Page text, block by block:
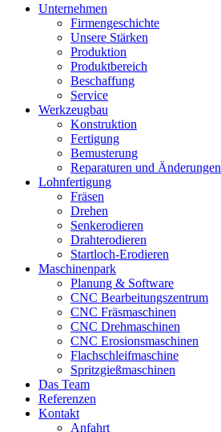
Unternehmen
Firmengeschichte
Unsere Stärken
Produktion
Produktbereich
Beschaffung
Service
Werkzeugbau
Konstruktion
Fertigung
Bemusterung
Reparaturen und Änderungen
Lohnfertigung
Fräsen
Drehen
Senkerodieren
Drahterodieren
Startloch-Erodieren
Maschinenpark
Planung & Software
CNC Bearbeitungszentrum
CNC Fräsmaschinen
CNC Drehmaschinen
CNC Erosionsmaschinen
Flachschleifmaschine
Spritzgießmaschinen
Das Team
Referenzen
Kontakt
Anfahrt